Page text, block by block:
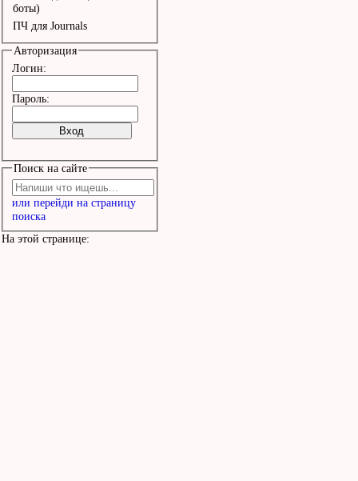
В утреннем дыму его
зову
Унеси меня с собой
Унеси меня с осенней
Сколько горя в жизни
Найди, найди меня, я
боты)
ПЧ для Journals
Авторизация
Логин:
Пароль:
Поиск на сайте
или перейди на страницу
поиска
На этой странице: